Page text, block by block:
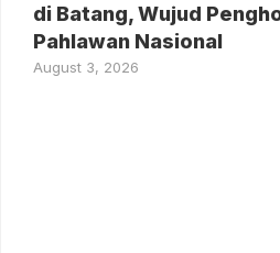
di Batang, Wujud
Pahlawan Nasional
August 3, 2026